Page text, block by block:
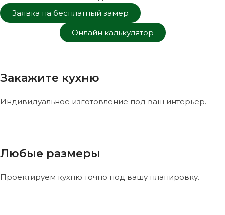
Заявка на бесплатный замер
Онлайн калькулятор
Закажите кухню
Индивидуальное изготовление под ваш интерьер.
Любые размеры
Проектируем кухню точно под вашу планировку.